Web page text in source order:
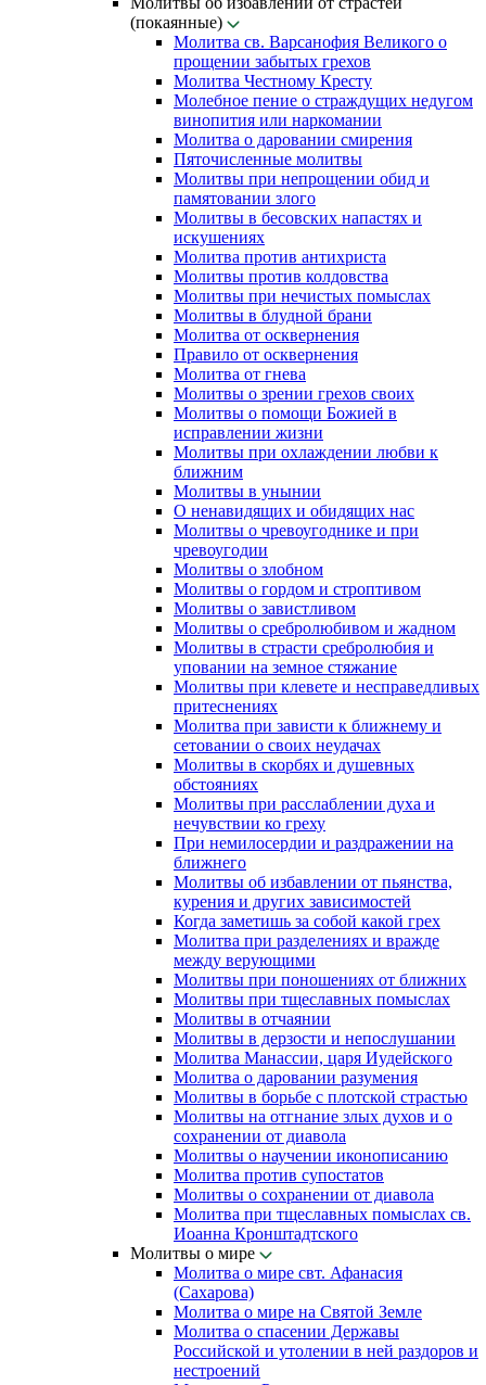
(покаянные)
Молитва св. Варсанофия Великого о
прощении забытых грехов
Молитва Честному Кресту
Молебное пение о страждущих недугом
винопития или наркомании
Молитва о даровании смирения
Пяточисленные молитвы
Молитвы при непрощении обид и
памятовании злого
Молитвы в бесовских напастях и
искушениях
Молитва против антихриста
Молитвы против колдовства
Молитвы при нечистых помыслах
Молитвы в блудной брани
Молитва от осквернения
Правило от осквернения
Молитва от гнева
Молитвы о зрении грехов своих
Молитвы о помощи Божией в
исправлении жизни
Молитвы при охлаждении любви к
ближним
Молитвы в унынии
О ненавидящих и обидящих нас
Молитвы о чревоугоднике и при
чревоугодии
Молитвы о злобном
Молитвы о гордом и строптивом
Молитвы о завистливом
Молитвы о сребролюбивом и жадном
Молитвы в страсти сребролюбия и
уповании на земное стяжание
Молитвы при клевете и несправедливых
притеснениях
Молитва при зависти к ближнему и
сетовании о своих неудачах
Молитвы в скорбях и душевных
обстояниях
Молитвы при расслаблении духа и
нечувствии ко греху
При немилосердии и раздражении на
ближнего
Молитвы об избавлении от пьянства,
курения и других зависимостей
Когда заметишь за собой какой грех
Молитва при разделениях и вражде
между верующими
Молитвы при поношениях от ближних
Молитвы при тщеславных помыслах
Молитвы в отчаянии
Молитвы в дерзости и непослушании
Молитва Манассии, царя Иудейского
Молитва о даровании разумения
Молитвы в борьбе с плотской страстью
Молитвы на отгнание злых духов и о
сохранении от диавола
Молитвы о научении иконописанию
Молитва против супостатов
Молитвы о сохранении от диавола
Молитва при тщеславных помыслах св.
Иоанна Кронштадтского
Молитвы о мире
Молитва о мире свт. Афанасия
(Сахарова)
Молитва о мире на Святой Земле
Молитва о спасении Державы
Российской и утолении в ней раздоров и
нестроений